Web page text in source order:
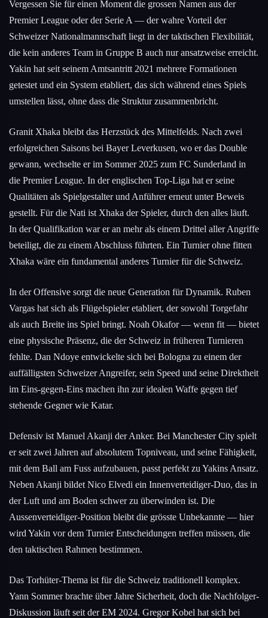
Vergessen Sie für einen Moment die grossen Namen aus der
Premier League oder der Serie A — der wahre Vorteil der
Schweizer Nationalmannschaft liegt in der taktischen Flexibilität,
die kein anderes Team in Gruppe B auch nur ansatzweise erreicht.
Yakin hat seit seinem Amtsantritt 2021 mehrere Formationen
getestet und ein System etabliert, das sich während eines Spiels
umstellen lässt, ohne dass die Struktur zusammenbricht.
Granit Xhaka bleibt das Herzstück des Mittelfelds. Nach zwei
erfolgreichen Saisons bei Bayer Leverkusen, wo er das Double
gewann, wechselte er im Sommer 2025 zum FC Sunderland in
die Premier League. In der englischen Top-Liga hat er seine
Qualitäten als Spielgestalter und Anführer erneut unter Beweis
gestellt. Für die Nati ist Xhaka der Spieler, durch den alles läuft.
In der Qualifikation war er an mehr als einem Drittel aller Angriffe
beteiligt, die zu einem Abschluss führten. Ein Turnier ohne fitten
Xhaka wäre ein fundamental anderes Turnier für die Schweiz.
In der Offensive sorgt die neue Generation für Dynamik. Ruben
Vargas hat sich als Flügelspieler etabliert, der sowohl Torgefahr
als auch Breite ins Spiel bringt. Noah Okafor — wenn fit — bietet
eine physische Präsenz, die der Schweiz in früheren Turnieren
fehlte. Dan Ndoye entwickelte sich bei Bologna zu einem der
auffälligsten Schweizer Angreifer, sein Speed und seine Direktheit
im Eins-gegen-Eins machen ihn zur idealen Waffe gegen tief
stehende Gegner wie Katar.
Defensiv ist Manuel Akanji der Anker. Bei Manchester City spielt
er seit zwei Jahren auf absolutem Topniveau, und seine Fähigkeit,
mit dem Ball am Fuss aufzubauen, passt perfekt zu Yakins Ansatz.
Neben Akanji bildet Nico Elvedi ein Innenverteidiger-Duo, das in
der Luft und am Boden schwer zu überwinden ist. Die
Aussenverteidiger-Position bleibt die grösste Unbekannte — hier
wird Yakin vor dem Turnier Entscheidungen treffen müssen, die
den taktischen Rahmen bestimmen.
Das Torhüter-Thema ist für die Schweiz traditionell komplex.
Yann Sommer brachte über Jahre Sicherheit, doch die Nachfolger-
Diskussion läuft seit der EM 2024. Gregor Kobel hat sich bei